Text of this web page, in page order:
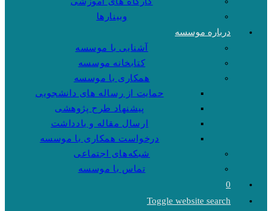
وبینارها
درباره موسسه
آشنایی با موسسه
کتابخانه موسسه
همکاری با موسسه
حمایت از رساله های دانشجویی
پیشنهاد طرح پژوهشی
ارسال مقاله و یادداشت
درخواست همکاری با موسسه
شبکه‌های اجتماعی
تماس با موسسه
0
Toggle website search